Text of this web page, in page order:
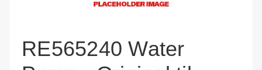
RE565240 Water